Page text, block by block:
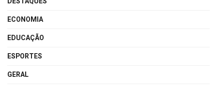
ECONOMIA
EDUCAÇÃO
ESPORTES
GERAL